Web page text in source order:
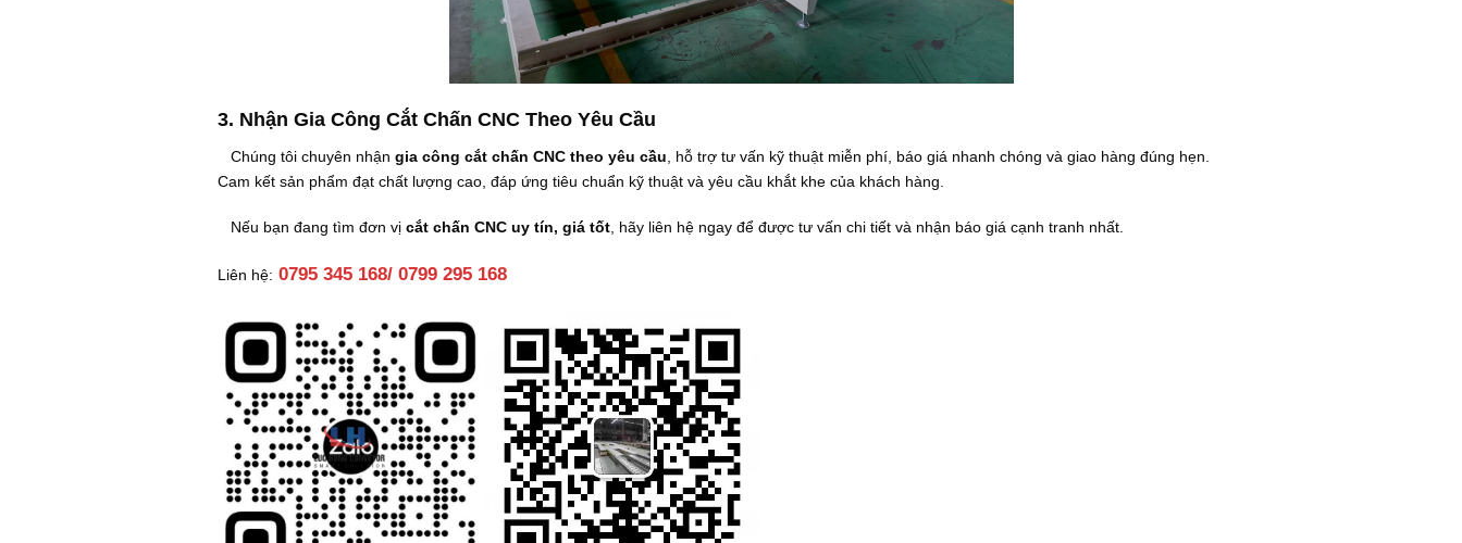
3. Nhận Gia Công Cắt Chấn CNC Theo Yêu Cầu
Chúng tôi chuyên nhận gia công cắt chấn CNC theo yêu cầu , hỗ trợ tư vấn kỹ thuật miễn phí, báo giá nhanh chóng và giao hàng đúng hẹn.
Cam kết sản phẩm đạt chất lượng cao, đáp ứng tiêu chuẩn kỹ thuật và yêu cầu khắt khe của khách hàng.
Nếu bạn đang tìm đơn vị cắt chấn CNC uy tín, giá tốt, hãy liên hệ ngay để được tư vấn chi tiết và nhận báo giá cạnh tranh nhất.
Liên hệ: 0795 345 168/ 0799 295 168